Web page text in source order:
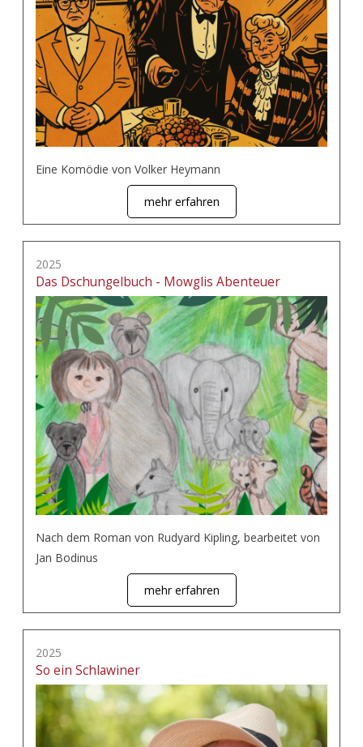
Eine Komödie von Volker Heymann
mehr erfahren
2025
Das Dschungelbuch - Mowglis Abenteuer
Nach dem Roman von Rudyard Kipling, bearbeitet von
Jan Bodinus
mehr erfahren
2025
So ein Schlawiner